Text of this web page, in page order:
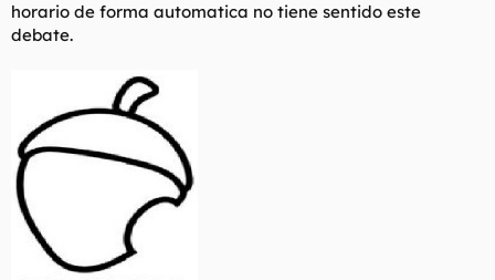
horario de forma automatica no tiene sentido este
debate.